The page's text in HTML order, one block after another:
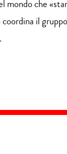
che
il